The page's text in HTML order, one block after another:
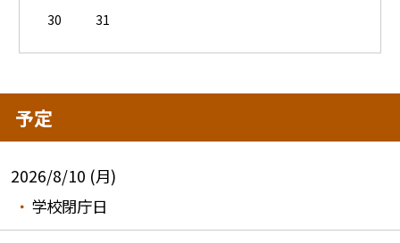
30
31
予定
2026/8/10 (月)
学校閉庁日